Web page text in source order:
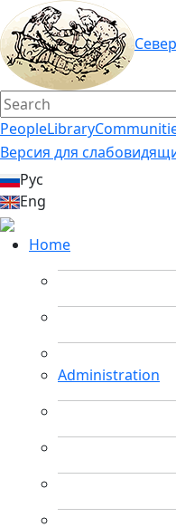
PeopleLibrary
Версия для
Рус
Eng
Home
Administration